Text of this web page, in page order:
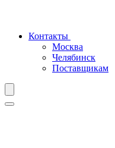
Контакты
Москва
Челябинск
Поставщикам